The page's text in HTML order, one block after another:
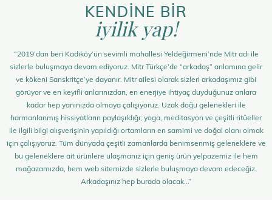
KENDİNE BİR
iyilik yap!
“2019’dan beri Kadıköy’ün sevimli mahallesi Yeldeğirmeni’nde Mitr adı ile
sizlerle buluşmaya devam ediyoruz. Mitr Türkçe’de “arkadaş” anlamına gelir
ve kökeni Sanskritçe’ye dayanır. Mitr ailesi olarak sizleri arkadaşımız gibi
görüyor ve en keyifli anlarınızdan, en enerjiye ihtiyaç duyduğunuz anlara
kadar hep yanınızda olmaya çalışıyoruz. Uzak doğu gelenekleri ile
harmanlanmış hissiyatların paylaşıldığı; yoga, meditasyon ve çeşitli ritüeller
ile ilgili bilgi alışverişinin yapıldığı ortamların en samimi ve doğal olanı olmak
için çalışıyoruz. Tüm dünyada çeşitli zamanlarda benimsenmiş geleneklere ve
bu geleneklere ait ürünlere ulaşmanız için geniş ürün yelpazemiz ile hem
mağazamızda, hem web sitemizde sizlerle buluşmaya devam edeceğiz.
Arkadaşınız hep burada olacak…”